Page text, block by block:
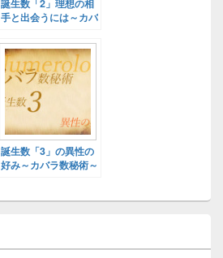
誕生数「2」理想の相
手と出会うには～カバ
誕生数「3」の異性の
好み～カバラ数秘術～